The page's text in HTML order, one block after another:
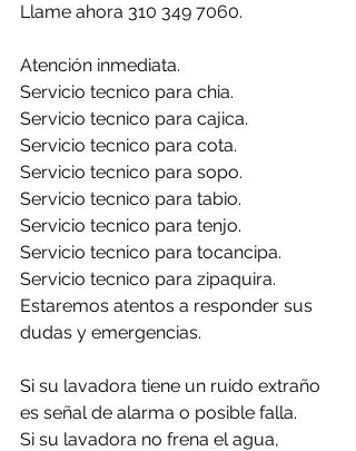
Llame ahora 310 349 7060.
Atención inmediata.
Servicio tecnico para chia.
Servicio tecnico para cajica.
Servicio tecnico para cota.
Servicio tecnico para sopo.
Servicio tecnico para tabio.
Servicio tecnico para tenjo.
Servicio tecnico para tocancipa.
Servicio tecnico para zipaquira.
Estaremos atentos a responder sus
dudas y emergencias.
Si su lavadora tiene un ruido extraño
es señal de alarma o posible falla.
Si su lavadora no frena el agua,